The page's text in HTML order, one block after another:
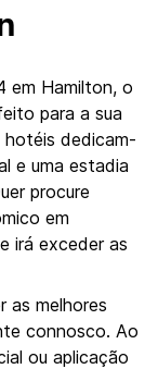
em Hamilton, o
para a sua
hotéis dedicam-
e uma estadia
procure
em
irá exceder as
as melhores
connosco. Ao
ou aplicação